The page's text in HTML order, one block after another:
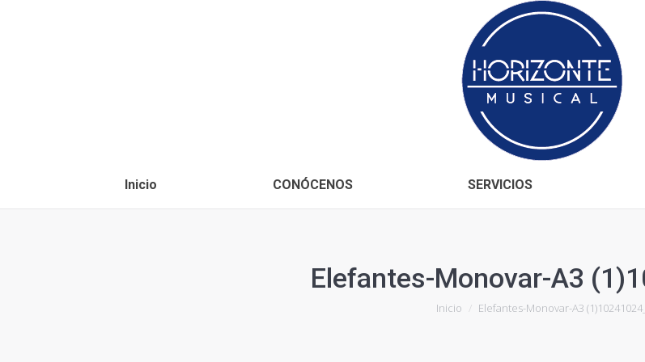
Inicio CONÓCENOS SERVICIOS
Elefantes-Monovar-A3
Estás aquí:
Inicio Elefantes-Monovar-A3
CONÓCENOS